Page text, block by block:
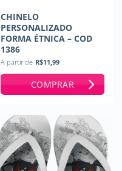
CHINELO
PERSONALIZADO
FORMA ÉTNICA – COD
1386
A partir de R$11,99
COMPRAR